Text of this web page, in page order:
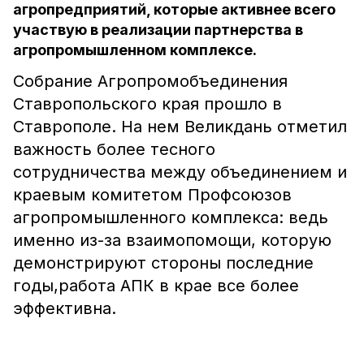
агропредприятий, которые активнее всего
участвую в реализации партнерства в
агропромышленном комплексе.
Собрание Агропромобъединения
Ставропольского края прошло в
Ставрополе. На нем Великдань отметил
важность более тесного
сотрудничества между объединением и
краевым комитетом Профсоюзов
агропромышленного комплекса: ведь
именно из-за взаимопомощи, которую
демонстрируют стороны последние
годы,работа АПК в крае все более
эффективна.